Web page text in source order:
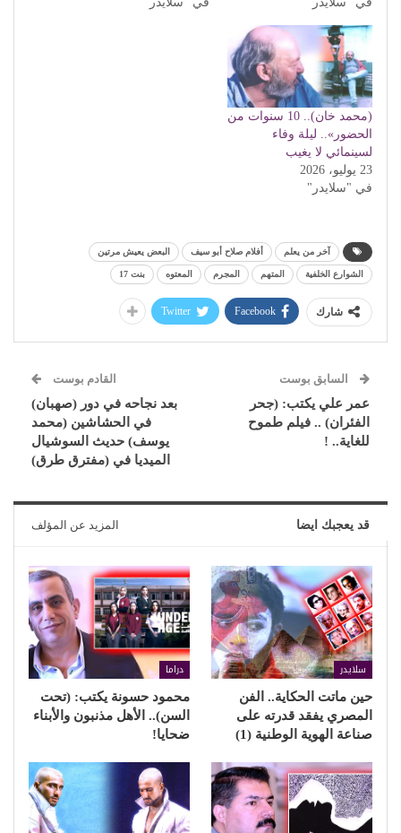
(محمد خان).. 10 سنوات من
الحضور».. ليلة وفاء
لسينمائي لا يغيب
23 يوليو، 2026
في "سلايدر"
آخر من يعلم أفلام صلاح أبو سيف البعض يعيش مرتين
الشوارع الخلفية المتهم المجرم المعتوه بنت 17
شارك Facebook
Twitter
السابق بوست
عمر علي يكتب: (جحر
الفئران) .. فيلم طموح
للغاية.. !
القادم بوست
بعد نجاحه في دور (صهبان)
في الحشاشين (محمد
يوسف) حديث السوشيال
الميديا في (مفترق طرق)
قد يعجبك ايضا المزيد عن المؤلف
سلايدر
حين ماتت الحكاية.. الفن
المصري يفقد قدرته على
صناعة الهوية الوطنية (1)
دراما
محمود حسونة يكتب: (تحت
السن).. الأهل مذنبون والأبناء
ضحايا!